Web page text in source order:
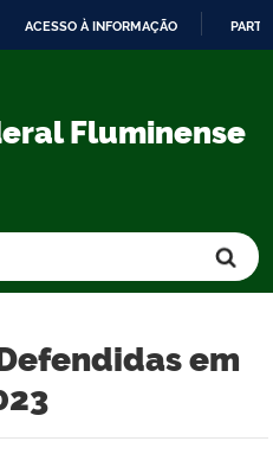
CONTEÚDO
ACESSO À INFORMAÇÃO
Fluminense
em